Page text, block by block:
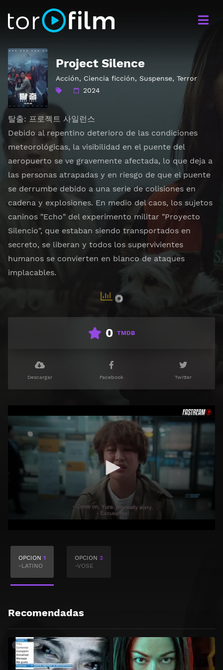
Project Silence
Acción, Ciencia ficción, Suspense, Terror
2024
탈출: 프로젝트 사일런스
Debido al repentino deterioro de las condiciones
meteorológicas, la visibilidad en el puente del
aeropuerto se ve gravemente afectada, lo que deja a
las personas atrapadas y en riesgo de que el puente
se derrumbe debido a una serie de colisiones en
cadena y explosiones. En medio del caos, los sujetos
caninos "Echo" del experimento militar "Proyecto
Silencio", que estaban siendo transportados en
secreto, se liberan y todos los supervivientes
humanos se convierten en blanco de ataques
implacables.
0 TMDB
Descargar Facebook Twitter
OPCION 1
-LATINO
OPCION 2
-VOSE
Recomendadas
HD 1080P